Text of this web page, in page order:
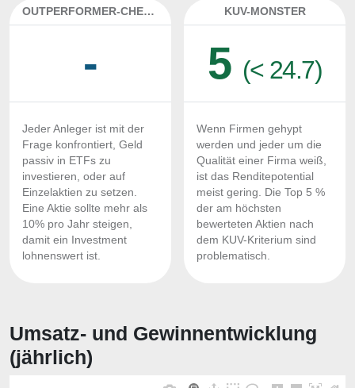
OUTPERFORMER-CHECK
-
Jeder Anleger ist mit der
Frage konfrontiert, Geld
passiv in ETFs zu
investieren, oder auf
Einzelaktien zu setzen.
Eine Aktie sollte mehr als
10% pro Jahr steigen,
damit ein Investment
lohnenswert ist.
KUV-MONSTER
5 (< 24.7)
Wenn Firmen gehypt
werden und jeder um die
Qualität einer Firma weiß,
ist das Renditepotential
meist gering. Die Top 5 %
der am höchsten
bewerteten Aktien nach
dem KUV-Kriterium sind
problematisch.
Umsatz- und Gewinnentwicklung
(jährlich)